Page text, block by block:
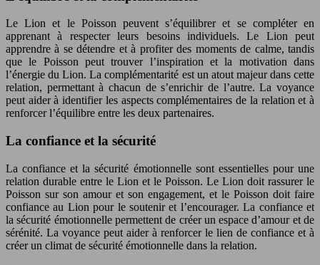
Le Lion et le Poisson peuvent s’équilibrer et se compléter en
apprenant à respecter leurs besoins individuels. Le Lion peut
apprendre à se détendre et à profiter des moments de calme, tandis
que le Poisson peut trouver l’inspiration et la motivation dans
l’énergie du Lion. La complémentarité est un atout majeur dans cette
relation, permettant à chacun de s’enrichir de l’autre. La voyance
peut aider à identifier les aspects complémentaires de la relation et à
renforcer l’équilibre entre les deux partenaires.
La confiance et la sécurité
La confiance et la sécurité émotionnelle sont essentielles pour une
relation durable entre le Lion et le Poisson. Le Lion doit rassurer le
Poisson sur son amour et son engagement, et le Poisson doit faire
confiance au Lion pour le soutenir et l’encourager. La confiance et
la sécurité émotionnelle permettent de créer un espace d’amour et de
sérénité. La voyance peut aider à renforcer le lien de confiance et à
créer un climat de sécurité émotionnelle dans la relation.